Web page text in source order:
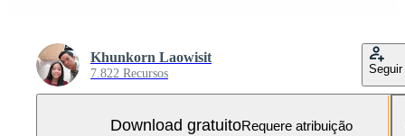
Khunkorn Laowisit
7.822 Recursos Seguir
Download gratuitoRequere atribuição